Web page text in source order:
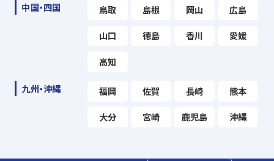
中国・四国 鳥取 島根 岡山 広島
山口 徳島 香川 愛媛
高知
九州・沖縄 福岡 佐賀 長崎 熊本
大分 宮崎 鹿児島 沖縄